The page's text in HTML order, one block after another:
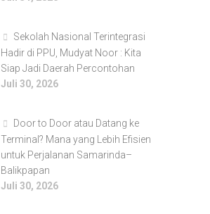
Sekolah Nasional Terintegrasi
Hadir di PPU, Mudyat Noor : Kita
Siap Jadi Daerah Percontohan
Juli 30, 2026
Door to Door atau Datang ke
Terminal? Mana yang Lebih Efisien
untuk Perjalanan Samarinda–
Balikpapan
Juli 30, 2026